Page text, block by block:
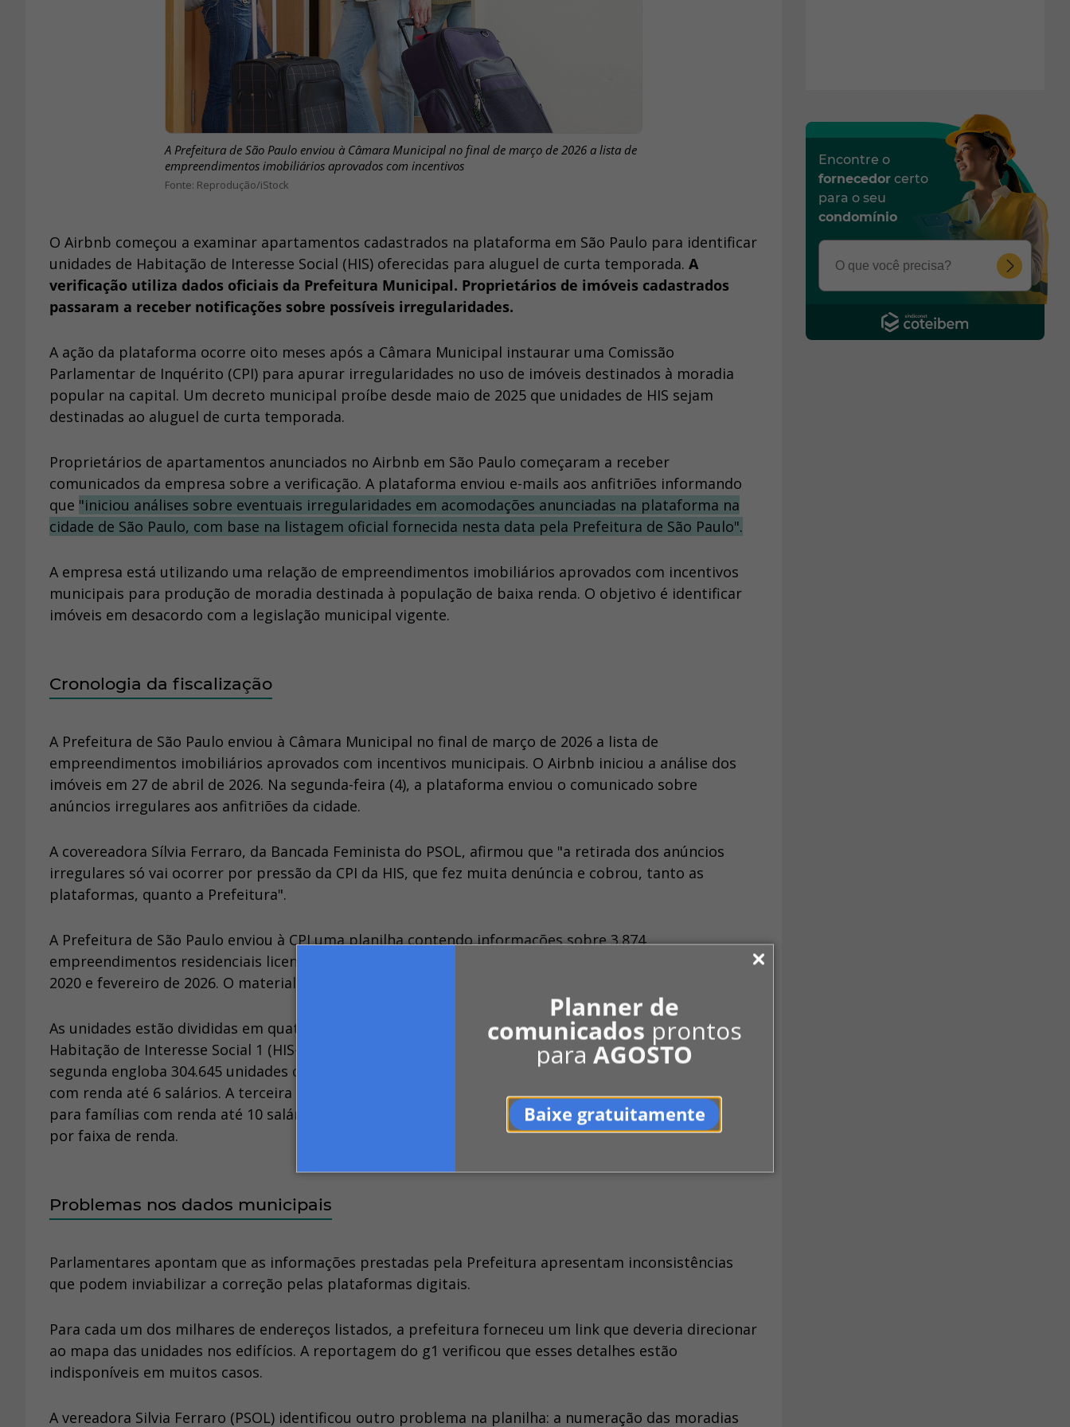
Planner de
comunicados prontos
paraAGOSTO
Baixe gratuitamente
A Prefeitura de São Paulo enviou à Câmara Municipal no final de março de 2026 a lista de
empreendimentos imobiliários aprovados com incentivos
Reprodução/iStock
O Airbnb começou a examinar apartamentos cadastrados na plataforma em São Paulo para identificar
unidades de Habitação de Interesse Social (HIS) oferecidas para aluguel de curta temporada. A
verificação utiliza dados oficiais da Prefeitura Municipal. Proprietários de imóveis cadastrados
passaram a receber notificações sobre possíveis irregularidades.
A ação da plataforma ocorre oito meses após a Câmara Municipal instaurar uma Comissão
Parlamentar de Inquérito (CPI) para apurar irregularidades no uso de imóveis destinados à moradia
popular na capital. Um decreto municipal proíbe desde maio de 2025 que unidades de HIS sejam
destinadas ao aluguel de curta temporada.
Proprietários de apartamentos anunciados no Airbnb em São Paulo começaram a receber
comunicados da empresa sobre a verificação. A plataforma enviou e-mails aos anfitriões informando
que "iniciou análises sobre eventuais irregularidades em acomodações anunciadas na plataforma na
cidade de São Paulo, com base na listagem oficial fornecida nesta data pela Prefeitura de São Paulo".
A empresa está utilizando uma relação de empreendimentos imobiliários aprovados com incentivos
municipais para produção de moradia destinada à população de baixa renda. O objetivo é identificar
imóveis em desacordo com a legislação municipal vigente.
Cronologia da fiscalização
A Prefeitura de São Paulo enviou à Câmara Municipal no final de março de 2026 a lista de
empreendimentos imobiliários aprovados com incentivos municipais. O Airbnb iniciou a análise dos
imóveis em 27 de abril de 2026. Na segunda-feira (4), a plataforma enviou o comunicado sobre
anúncios irregulares aos anfitriões da cidade.
A covereadora Sílvia Ferraro, da Bancada Feminista do PSOL, afirmou que "a retirada dos anúncios
irregulares só vai ocorrer por pressão da CPI da HIS, que fez muita denúncia e cobrou, tanto as
plataformas, quanto a Prefeitura".
A Prefeitura de São Paulo enviou à CPI uma planilha contendo informações sobre 3.874
empreendimentos residenciais licenciados na capital. Os dados abrangem o período entre janeiro de
2020 e fevereiro de 2026. O material totaliza 507.200 unidades habitacionais.
As unidades estão divididas em quatro categorias. A primeira compreende 68.410 unidades de
Habitação de Interesse Social 1 (HIS-1), destinadas a famílias com renda até 3 salários mínimos. A
segunda engloba 304.645 unidades de Habitação de Interesse Social 2 (HIS-2), voltadas para famílias
com renda até 6 salários. A terceira inclui 59.956 unidades de Habitação de Mercado Popular (HMP),
para famílias com renda até 10 salários. A quarta registra 74.189 unidades residenciais sem destinação
por faixa de renda.
Problemas nos dados municipais
Parlamentares apontam que as informações prestadas pela Prefeitura apresentam inconsistências
que podem inviabilizar a correção pelas plataformas digitais.
Para cada um dos milhares de endereços listados, a prefeitura forneceu um link que deveria direcionar
ao mapa das unidades nos edifícios. A reportagem do g1 verificou que esses detalhes estão
indisponíveis em muitos casos.
A vereadora Silvia Ferraro (PSOL) identificou outro problema na planilha: a numeração das moradias
Encontre o
fornecedor certo
para o seu
condomínio